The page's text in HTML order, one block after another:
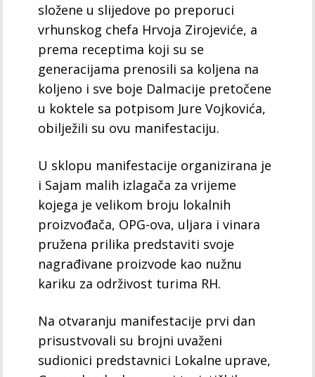
složene u slijedove po preporuci
vrhunskog chefa Hrvoja Zirojeviće, a
prema receptima koji su se
generacijama prenosili sa koljena na
koljeno i sve boje Dalmacije pretočene
u koktele sa potpisom Jure Vojkovića,
obilježili su ovu manifestaciju.
U sklopu manifestacije organizirana je
i Sajam malih izlagača za vrijeme
kojega je velikom broju lokalnih
proizvođača, OPG-ova, uljara i vinara
pružena prilika predstaviti svoje
nagrađivane proizvode kao nužnu
kariku za održivost turima RH.
Na otvaranju manifestacije prvi dan
prisustvovali su brojni uvaženi
sudionici predstavnici Lokalne uprave,